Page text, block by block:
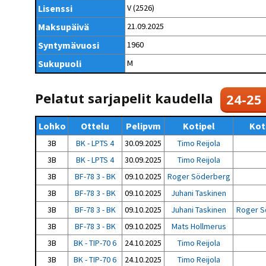
Valiokunnat
Strategia 2025-2030
Vastuullisuus
Ilmoita epäasiallisesta
käytöksestä
Hallintosääntö
NETU in English
ohjeet
Rating-artikkelit
Rating-manuaali
Julkaistut Rating-listat
Päivärating
6-divisioona
Sarjatiedotteet
Pelipaikat ja
joukkueiden
yhteyshenkilöt
Seurasiirrot
Kisajärjestäjien
Lisenssi V (2526)
Maksupäivä 21.09.2025
Syntymävuosi 1960
Sukupuoli M
Pelatut sarjapelit kaudella 24-25
Lohko Ottelu Pelipvm Kotipel
3B BK - LPTS 4 30.09.2025 Timo Reijola
3B
BK - LPTS 4 30.09.2025 Timo Reijola
3B
BF-78 3 - BK 09.10.2025 Roger Söderberg
3B
BF-78 3 - BK 09.10.2025 Juhani Taskinen
3B
BF-78 3 - BK 09.10.2025 Juhani Taskinen Roger
3B
BF-78 3 - BK 09.10.2025 Mats Hollmerus
3B
BK - TIP-70 6 24.10.2025 Timo Reijola
3B
BK - TIP-70 6 24.10.2025 Timo Reijola